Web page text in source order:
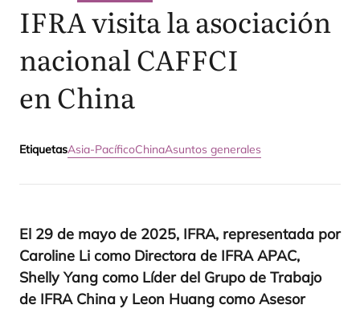
IFRAvisita la asociación
nacionalCAFFCI
en China
EtiquetasAsia-PacíficoChinaAsuntos generales
El 29 de mayo de 2025, IFRA, repre­sen­ta­da por
Caro­li­ne Li como Direc­to­ra de IFRA APAC,
Shelly Yang como Líder del Gru­po de Tra­ba­jo
de IFRAChi­na y Leon Huang como Ase­sor